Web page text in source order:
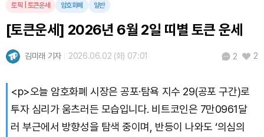
TRON (TRX)
토픽 토큰운세 암호화폐 일반
[토큰운세] 2026년 6월 2일 띠별 토큰 운세
김미래 기자 2026.06.02 (화) 07:01 2 2
<p>오늘 암호화폐 시장은 공포·탐욕 지수 29(공포 구간)로
투자 심리가 움츠러든 모습입니다. 비트코인은 7만0961달
러 부근에서 방향성을 탐색 중이며, 반등이 나와도 ‘의심의